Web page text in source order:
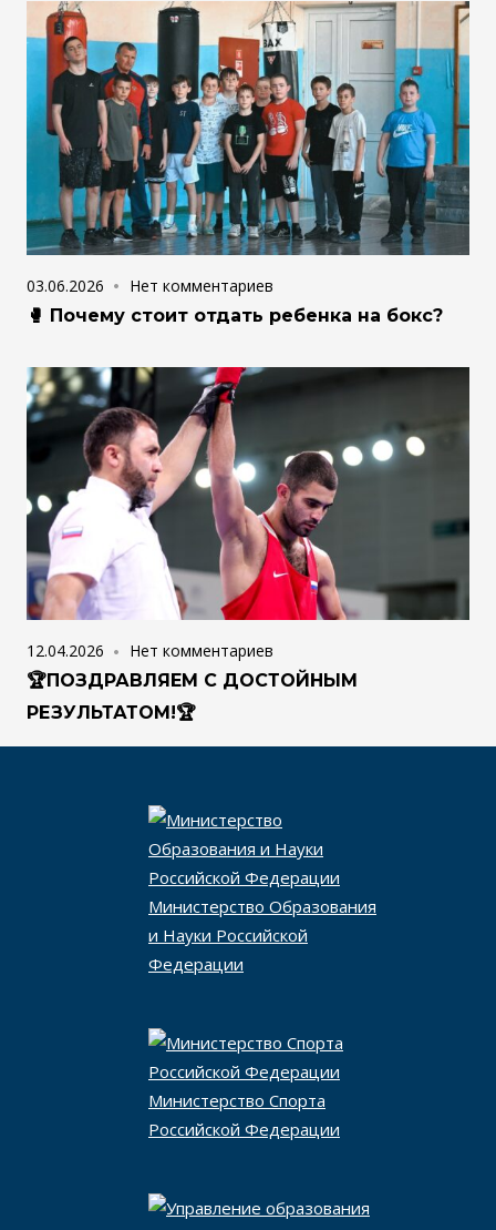
03.06.2026
Нет комментариев
🥊 Почему стоит отдать ребенка на бокс?
12.04.2026
Нет комментариев
🏆ПОЗДРАВЛЯЕМ С ДОСТОЙНЫМ
РЕЗУЛЬТАТОМ!🏆
Министерство Образования
и Науки Российской
Федерации
Министерство Спорта
Российской Федерации